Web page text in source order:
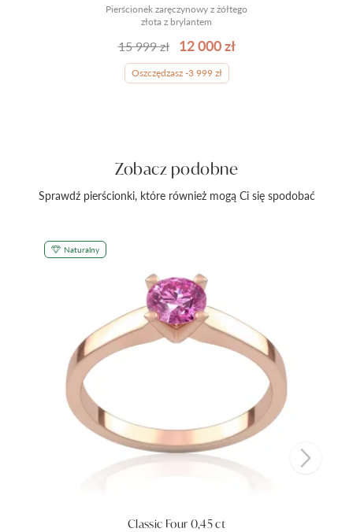
Pierścionek zaręczynowy z żółtego
złota z brylantem
15 999 zł 12 000 zł
Oszczędzasz -3 999 zł
Zobacz podobne
Sprawdź pierścionki, które również mogą Ci się spodobać
Naturalny
Classic Four 0,45 ct